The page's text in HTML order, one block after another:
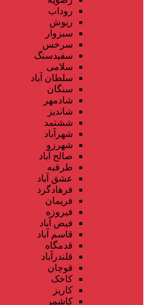
روداب
ریوش
سبزوار
سرخس
سفیدسنگ
سلامی
سلطان آباد
سنگان
شادمهر
شاندیز
ششتمد
شهرآباد
شهرزو
صالح آباد
طرقبه
عشق آباد
فرهادگرد
فریمان
فیروزه
فیض آباد
قاسم آباد
قدمگاه
قلندرآباد
قوچان
کاخک
کاریز
کاشمر